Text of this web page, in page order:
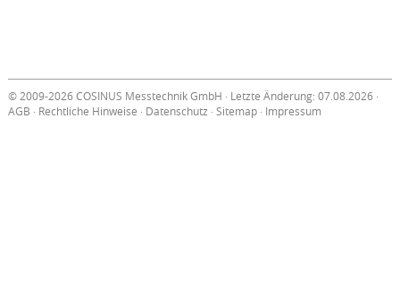
© 2009-2026 COSINUS Messtechnik GmbH · Letzte Änderung: 07.08.2026 ·
AGB · Rechtliche Hinweise · Datenschutz · Sitemap· Impressum